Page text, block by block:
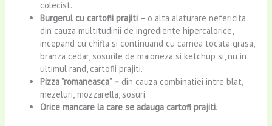
colecist.
Burgerul cu cartofii prajiti – o alta alaturare nefericita
din cauza multitudinii de ingrediente hipercalorice,
incepand cu chifla si continuand cu carnea tocata grasa,
branza cedar, sosurile de maioneza si ketchup si, nu in
ultimul rand, cartofii prajiti.
Pizza ”romaneasca” – din cauza combinatiei intre blat,
mezeluri, mozzarella, sosuri.
Orice mancare la care se adauga cartofi prajiti.